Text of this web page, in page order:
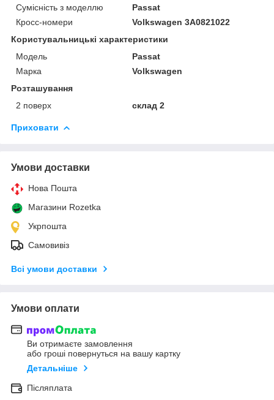
Сумісність з моделлю
Passat
Кросс-номери
Volkswagen 3A0821022
Користувальницькі характеристики
Модель
Passat
Марка
Volkswagen
Розташування
2 поверх
склад 2
Приховати
Умови доставки
Нова Пошта
Магазини Rozetka
Укрпошта
Самовивіз
Всі умови доставки
Умови оплати
Ви отримаєте замовлення
або гроші повернуться на вашу картку
Детальніше
Післяплата